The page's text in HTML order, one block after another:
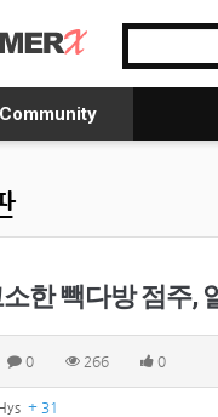
Community
한 빽다방 점주,
0 266 0
+ 31